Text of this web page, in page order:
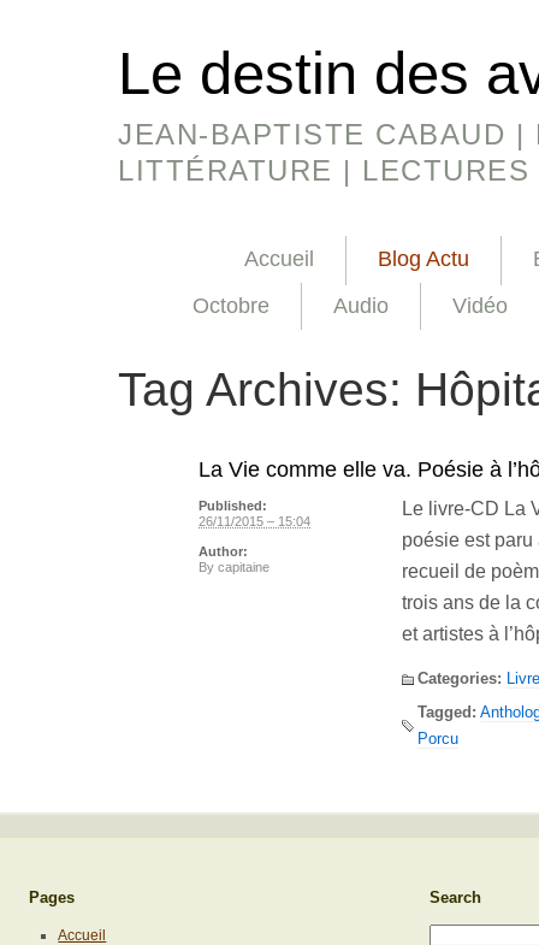
Le destin des
JEAN-BAPTISTE CABAUD
LITTÉRATURE |
Accueil Blog Actu
Octobre
Audio Vidéo
Tag Archives:
La Vie comme elle va. Poésie à
Le livre-CD La
poésie est
recueil de
trois ans de la
et artistes à
Categories:
Tagged:
Porcu
Published:
26/11/2015 – 15:04
Author:
By capitaine
Pages
Accueil
Search